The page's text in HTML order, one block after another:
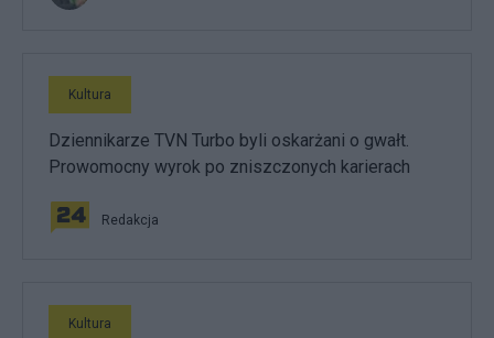
Kultura
Dziennikarze TVN Turbo byli oskarżani o gwałt.
Prowomocny wyrok po zniszczonych karierach
Redakcja
Kultura